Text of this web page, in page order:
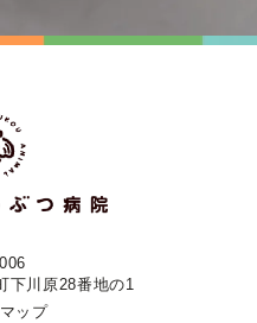
下川原28番地の1
ップ